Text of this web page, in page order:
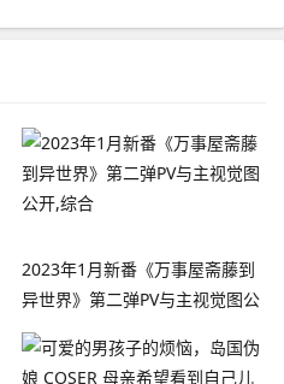
2023年1月新番《万事屋斋藤到
异世界》第二弹PV与主视觉图公
开,综合